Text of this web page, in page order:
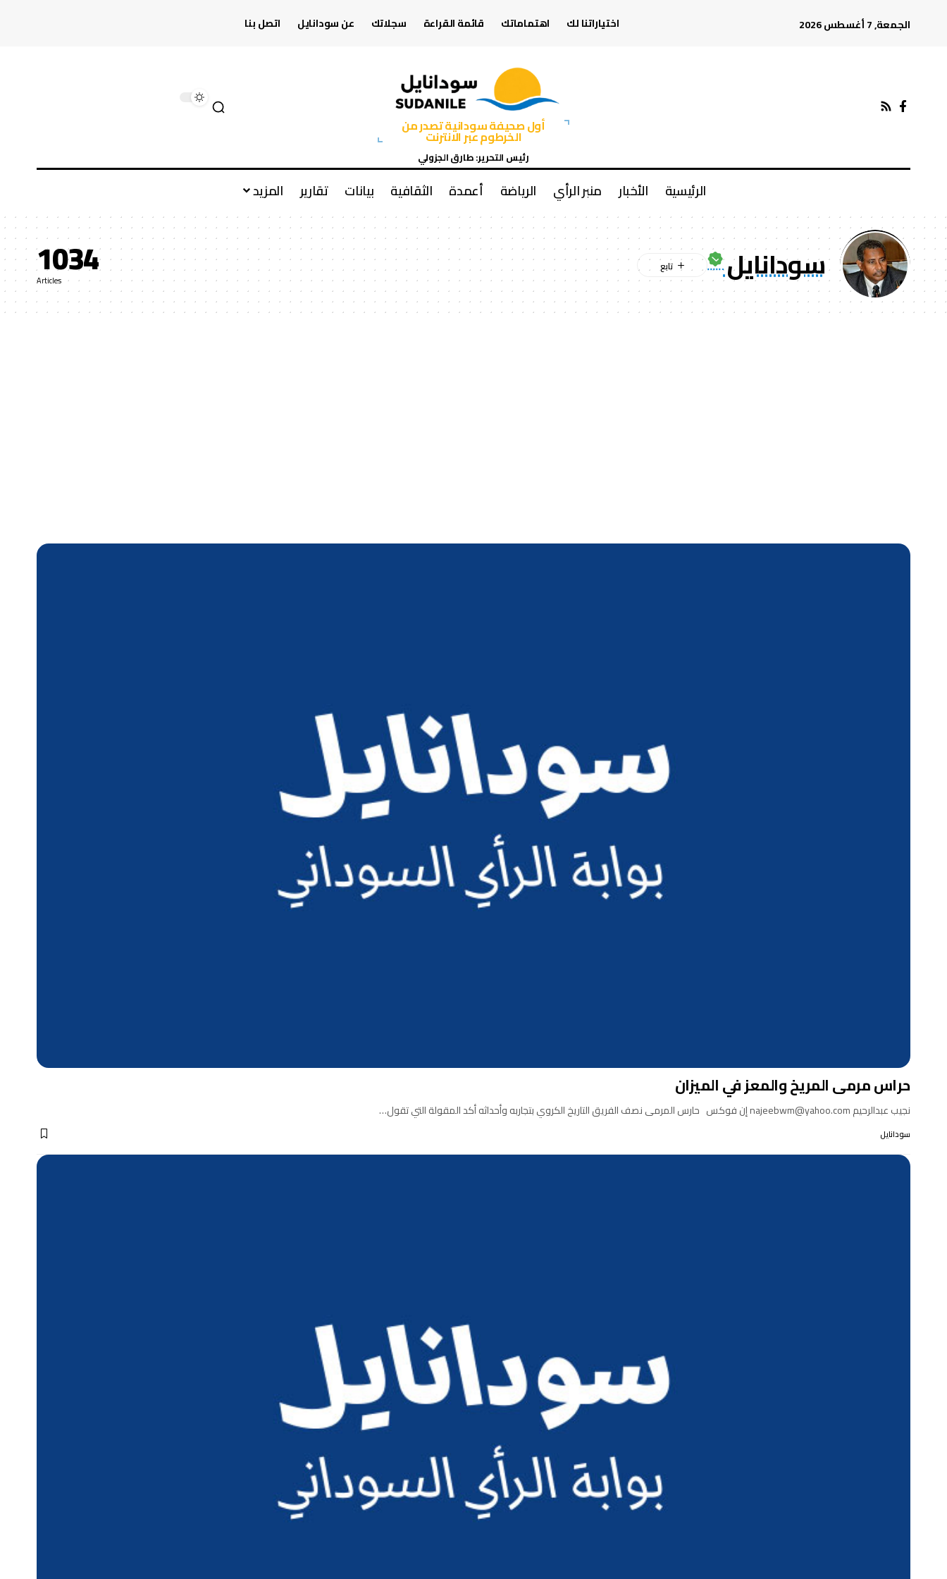
الجمعة, 7 أغسطس 2026 اختياراتنا لك اهتماماتك قائمة القراءة سجلاتك عن سودانايل اتصل بنا
أول صحيفة سودانية تصدر من
الخرطوم عبر الانترنت
رئيس التحرير: طارق الجزولي
الرئيسية الأخبار منبر الرأي الرياضة أعمدة الثقافية بيانات تقارير المزيد
سودانايل 1034
Articles
حراس مرمى المريخ والمعز في الميزان
نجيب عبدالرحيم najeebwm@yahoo.com إن فوكس حارس المرمى نصف الفريق التاريخ الكروي بتجاربه وأحداثه أكد المقولة التي تقول…
سودانايل